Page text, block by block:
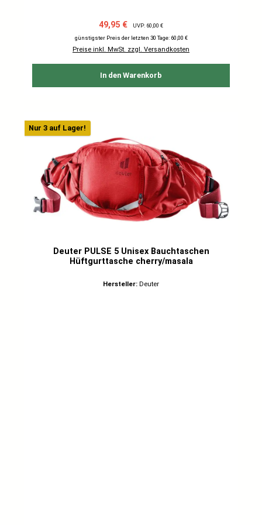
Verkaufspreis:
49,95 € Regulärer Preis:
UVP: 60,00 €
günstigster Preis der letzten 30 Tage: 60,00 €
Preise inkl. MwSt. zzgl. Versandkosten
In den Warenkorb
Nur 3 auf Lager!
Deuter PULSE 5 Unisex Bauchtaschen
Hüftgurttasche cherry/masala
Hersteller: Deuter